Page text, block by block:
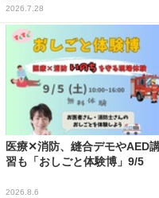
2026.7.28
医療✕消防、縫合デモやAED
習も「おしごと体験博」9/5
2026.8.6